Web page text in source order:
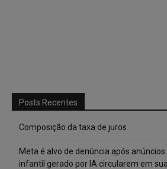
Posts Recentes
Composição da taxa de juros
Meta é alvo de denúncia após
infantil gerado por IA circularem em